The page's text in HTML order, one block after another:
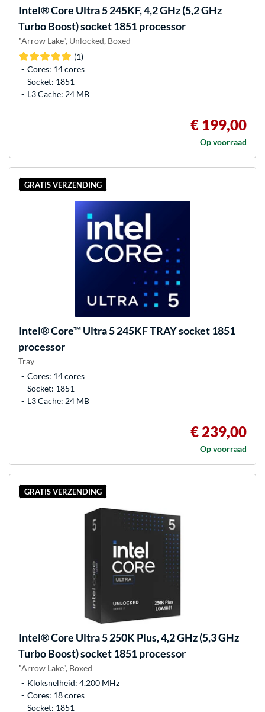
Intel®Core Ultra 5 245KF, 4,2 GHz (5,2 GHz
Turbo Boost) socket 1851 processor
"Arrow Lake", Unlocked, Boxed
(1)
Cores: 14 cores
Socket: 1851
L3 Cache: 24 MB
€ 199,00
Op voorraad
GRATIS VERZENDING
Intel®Core™ Ultra 5 245KF TRAY socket 1851
processor
Tray
Cores: 14 cores
Socket: 1851
L3 Cache: 24 MB
€ 239,00
Op voorraad
GRATIS VERZENDING
Intel®Core Ultra 5 250K Plus, 4,2 GHz (5,3 GHz
Turbo Boost) socket 1851 processor
"Arrow Lake", Boxed
Kloksnelheid: 4.200 MHz
Cores: 18 cores
Socket: 1851